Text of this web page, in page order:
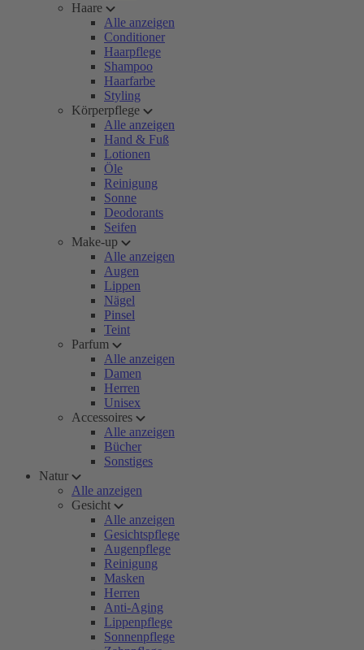
Haare
Alle anzeigen
Conditioner
Haarpflege
Shampoo
Haarfarbe
Styling
Körperpflege
Alle anzeigen
Hand & Fuß
Lotionen
Öle
Reinigung
Sonne
Deodorants
Seifen
Make-up
Alle anzeigen
Augen
Lippen
Nägel
Pinsel
Teint
Parfum
Alle anzeigen
Damen
Herren
Unisex
Accessoires
Alle anzeigen
Bücher
Sonstiges
Natur
Alle anzeigen
Gesicht
Alle anzeigen
Gesichtspflege
Augenpflege
Reinigung
Masken
Herren
Anti-Aging
Lippenpflege
Sonnenpflege